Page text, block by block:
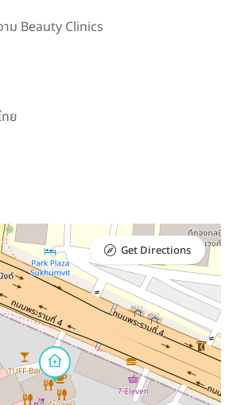
ม Beauty Clinics
ย
Get Directions